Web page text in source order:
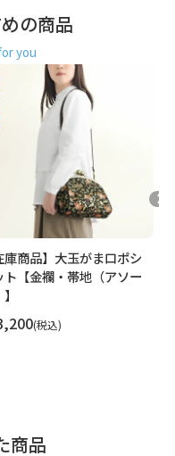
製 京都 ガマグチ がまぐち
の商品
you
庫商品】大玉がま口ポシ
ト【金襴・帯地（アソー
税込
商品